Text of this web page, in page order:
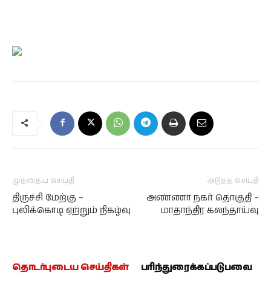
முந்தைய செய்தி
திருச்சி மேற்கு –
புலிக்கொடி ஏற்றும் நிகழ்வு
அடுத்த செய்தி
அண்ணா நகர் தொகுதி –
மாதாந்திர கலந்தாய்வு
தொடர்புடைய செய்திகள் பரிந்துரைக்கப்படுபவை